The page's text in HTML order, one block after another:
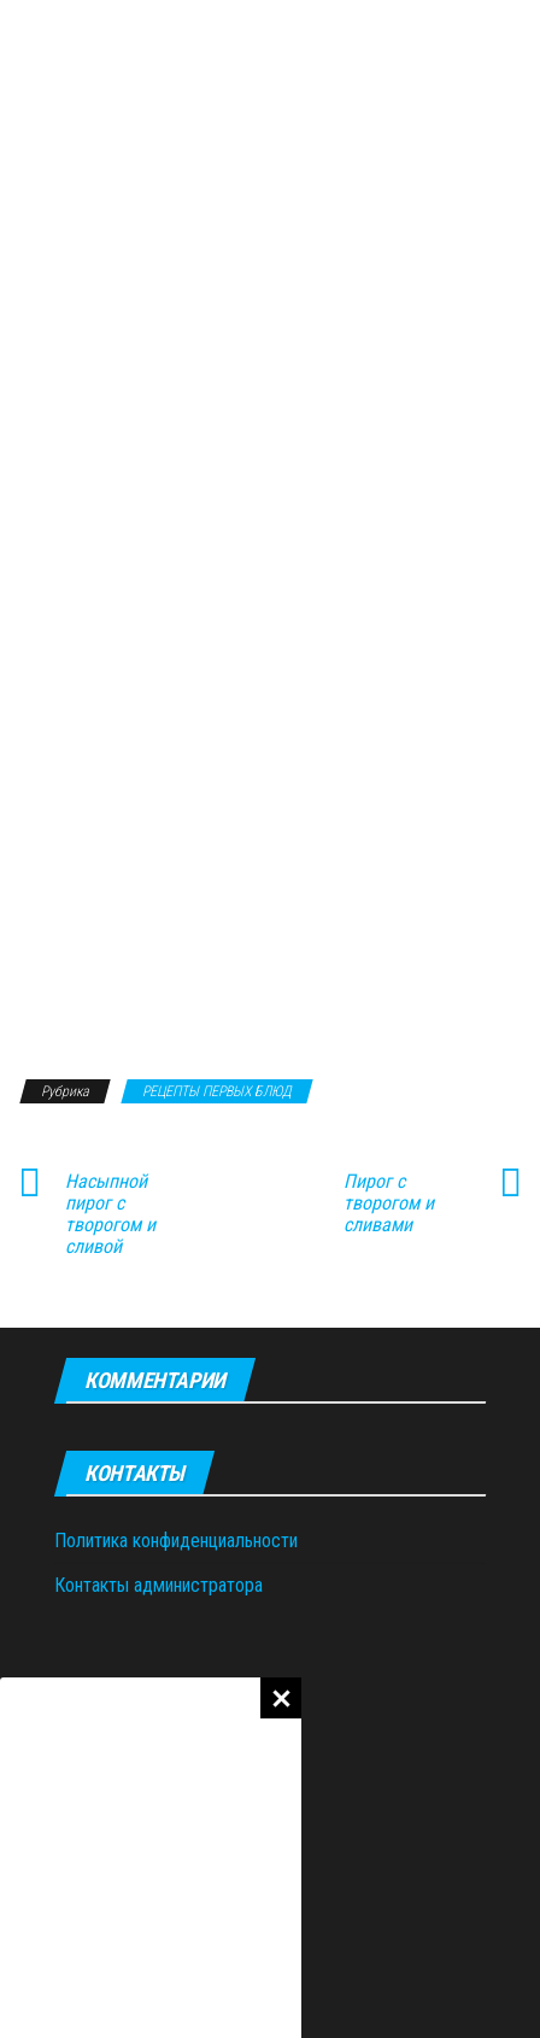
Рубрика РЕЦЕПТЫ ПЕРВЫХ БЛЮД
Насыпной
пирог с
творогом и
сливой
Пирог с
творогом и
сливами
КОММЕНТАРИИ
КОНТАКТЫ
Политика конфиденциальности
Контакты администратора